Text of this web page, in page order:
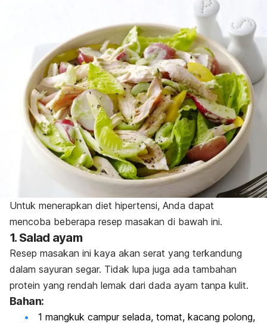
Untuk menerapkan diet hipertensi, Anda dapat
mencoba beberapa resep masakan di bawah ini.
1. Salad ayam
Resep masakan ini kaya akan serat yang terkandung
dalam sayuran segar. Tidak lupa juga ada tambahan
protein yang rendah lemak dari dada ayam tanpa kulit.
Bahan:
1 mangkuk campur selada, tomat, kacang polong,